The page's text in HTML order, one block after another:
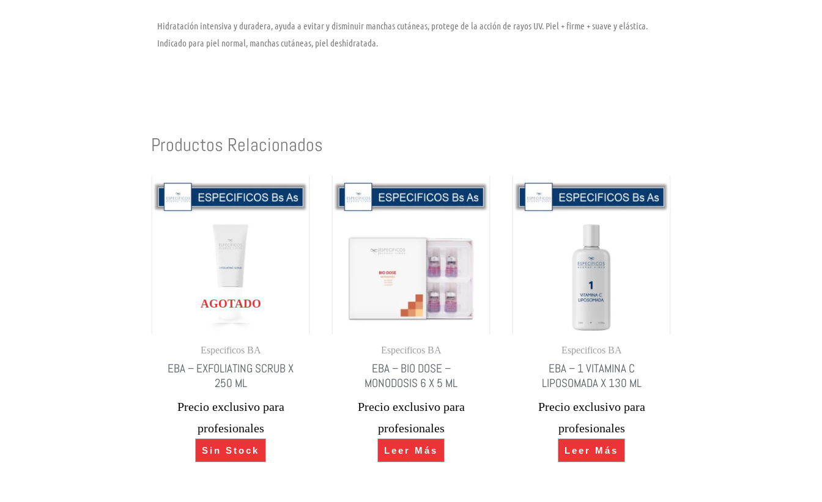
Hidratación intensiva y duradera, ayuda a evitar y disminuir manchas cutáneas, protege de la acción de rayos UV. Piel + firme + suave y elástica.
Indicado para piel normal, manchas cutáneas, piel deshidratada.
Productos Relacionados
AGOTADO
Especificos BA
EBA – EXFOLIATING SCRUB X
250 ML
Precio exclusivo para
profesionales
Sin Stock
Especificos BA
EBA – BIO DOSE –
MONODOSIS 6 X 5 ML
Precio exclusivo para
profesionales
Leer Más
Especificos BA
EBA – 1 VITAMINA C
LIPOSOMADA X 130 ML
Precio exclusivo para
profesionales
Leer Más